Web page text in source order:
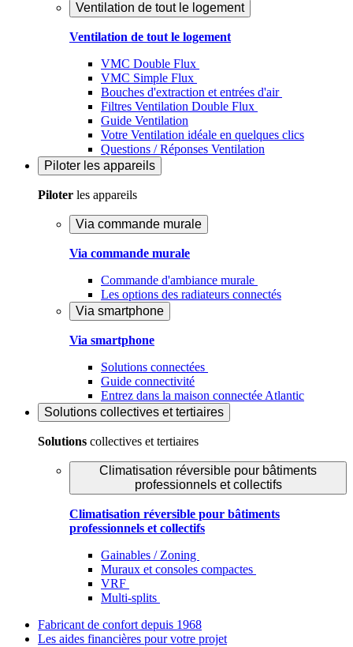
Ventilation de tout le logement
Ventilation de tout le logement
VMC Double Flux
VMC Simple Flux
Bouches d'extraction et entrées d'air
Filtres Ventilation Double Flux
Guide Ventilation
Votre Ventilation idéale en quelques clics
Questions / Réponses Ventilation
Piloter les appareils
Piloter les appareils
Via commande murale
Via commande murale
Commande d'ambiance murale
Les options des radiateurs connectés
Via smartphone
Via smartphone
Solutions connectées
Guide connectivité
Entrez dans la maison connectée Atlantic
Solutions collectives et tertiaires
Solutions collectives et tertiaires
Climatisation réversible pour bâtiments
professionnels et collectifs
Climatisation réversible pour bâtiments
professionnels et collectifs
Gainables / Zoning
Muraux et consoles compactes
VRF
Multi-splits
Fabricant de confort depuis 1968
Les aides financières pour votre projet